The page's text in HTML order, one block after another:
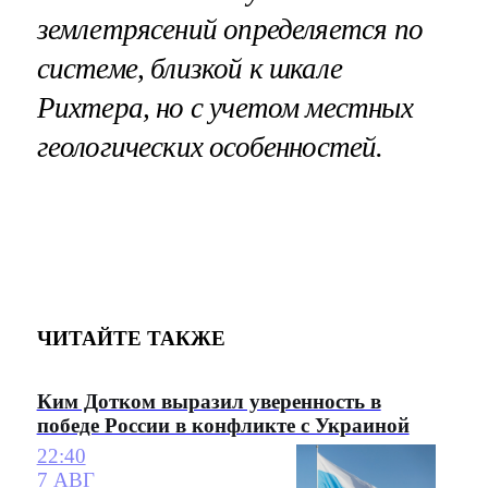
землетрясений определяется по
системе, близкой к шкале
Рихтера, но с учетом местных
геологических особенностей.
ЧИТАЙТЕ ТАКЖЕ
Ким Дотком выразил уверенность в
победе России в конфликте с Украиной
22:40
7 АВГ